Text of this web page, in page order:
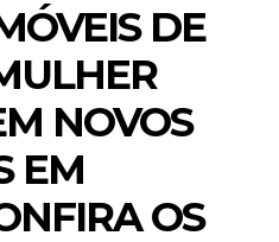
DE
NOVOS
EM
OS